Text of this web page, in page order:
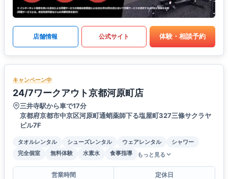
店舗情報 公式サイト 体験・相談予約
キャンペーン中
24/7ワークアウト京都河原町店
三井寺駅から車で17分
京都府京都市中京区河原町通蛸薬師下る塩屋町327三條サクラヤ
ビル7F
タオルレンタル シューズレンタル ウェアレンタル
シャワー
完全個室
無料体験 水素水 食事指導 もっと見る
営業時間
定休日